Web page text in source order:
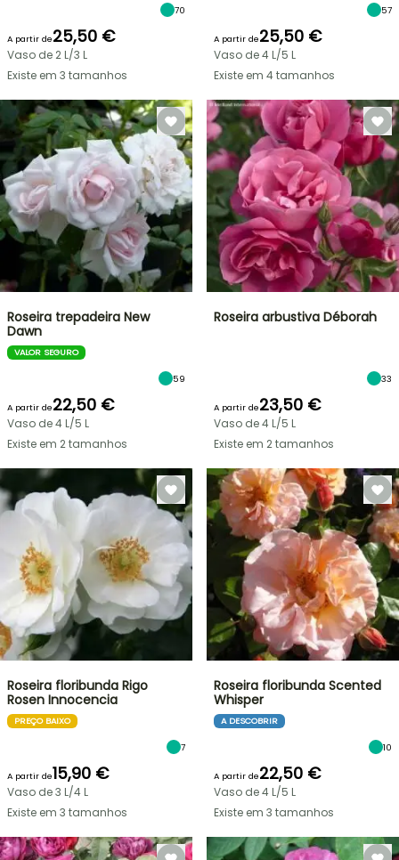
70
A partir de25,50 €
Vaso de 2 L/3 L
Existe em 3 tamanhos
57
A partir de25,50 €
Vaso de 4 L/5 L
Existe em 4 tamanhos
Roseira trepadeira New
Dawn
VALOR SEGURO
59
A partir de22,50 €
Vaso de 4 L/5 L
Existe em 2 tamanhos
Roseira arbustiva Déborah
33
A partir de23,50 €
Vaso de 4 L/5 L
Existe em 2 tamanhos
Roseira floribunda Rigo
Rosen Innocencia
PREÇO BAIXO
7
A partir de15,90 €
Vaso de 3 L/4 L
Existe em 3 tamanhos
Roseira floribunda Scented
Whisper
A DESCOBRIR
10
A partir de22,50 €
Vaso de 4 L/5 L
Existe em 3 tamanhos